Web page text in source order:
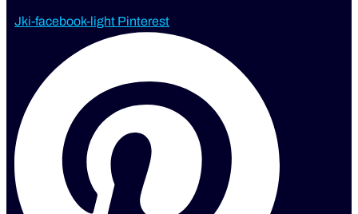
Jki-facebook-light Pinterest